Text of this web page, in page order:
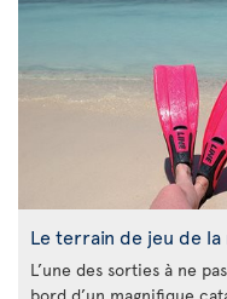
Le terrain de jeu de
L’une des sorties à ne
bord d’un magnifique